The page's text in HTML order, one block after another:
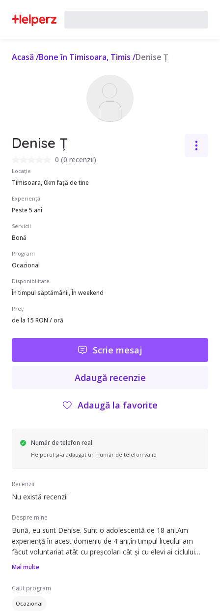
Acasă /Bone în Timisoara, Timis /Denise Ț
Denise Ț
0 (0 recenzii)
Locație
Timisoara, 0km față de tine
Experiență
Peste 5 ani
Servicii
Bonă
Program
Ocazional
Disponibilitate
În timpul săptămânii, În weekend
Preț
de la 15 RON / oră
Scrie mesaj
Adaugă recenzie
Adaugă la favorite
Număr de telefon real
Helperul și-a adăugat un număr de telefon valid
Recenzii
Nu există recenzii
Despre mine
Bună, eu sunt Denise. Sunt o adolescentă de 18 ani.Am
experiență în acest domeniu de 4 ani,în timpul liceului am
făcut voluntariat atât cu preșcolari cât și cu elevi ai ciclului
primar.Doresc sa devin Sitter deoarece ador sa lucrez cu copii
împărtășesc cunoștințele mele.Sunt o fire
deschisa,sociabila,prietenoasă și responsabila. Sunt foarte
optimista și pozitiva,aceste lucruri ma însoțesc atât în viata
Mai multe
Caut program
Ocazional